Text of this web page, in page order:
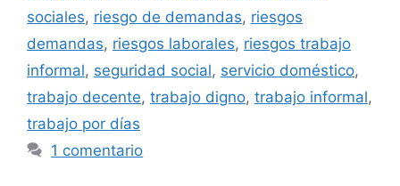
sociales, riesgo de demandas, riesgos
demandas, riesgos laborales, riesgos trabajo
informal, seguridad social, servicio doméstico,
trabajo decente, trabajo digno, trabajo informal,
trabajo por días
1 comentario